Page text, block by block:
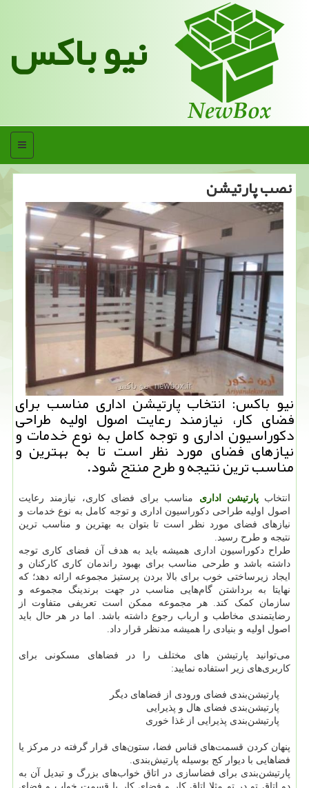
نیو باکس
منو
نصب پارتیشن
نیو باكس: انتخاب پارتیشن اداری مناسب برای
فضای كار، نیازمند رعایت اصول اولیه طراحی
دكوراسیون اداری و توجه كامل به نوع خدمات و
نیازهای فضای مورد نظر است تا به بهترین و
مناسب ترین نتیجه و طرح منتج شود.
انتخابپارتیشن اداری مناسب برای فضای کاری، نیازمند رعایت
اصول اولیه طراحی دکوراسیون اداری و توجه کامل به نوع خدمات و
نیازهای فضای مورد نظر است تا بتوان به بهترین و مناسب ترین
نتیجه و طرح رسید.
طراح دکوراسیون اداری همیشه باید به هدف آن فضای کاری توجه
داشته باشد و طرحی مناسب برای بهبود راندمان کاری کارکنان و
ایجاد زیرساختی خوب برای بالا بردن پرستیژ مجموعه ارائه دهد؛ که
نهایتا به برداشتن گام‌هایی مناسب در جهت برندینگ مجموعه و
سازمان کمک کند. هر مجموعه‌ ممکن است تعریفی متفاوت از
رضایتمندی مخاطب و ارباب رجوع داشته باشد. اما در هر حال باید
اصول اولیه و بنیادی را همیشه مدنظر قرار داد.
می‌توانید پارتیشن‌ های مختلف را در فضاهای مسکونی برای
کاربری‌های زیر استفاده نمایید:
پارتیشن‌بندی فضای ورودی از فضاهای دیگر
پارتیشن‌بندی فضای هال و پذیرایی
پارتیشن‌بندی پذیرایی از غذا خوری
پنهان کردن قسمت‌های قناس فضا، ستون‌های قرار‌ گرفته در مرکز یا
فضاهایی با دیوار کج بوسیله پارتیش‌‌بندی.
پارتیشن‌بندی برای فضاسازی در اتاق خواب‌های بزرگ و تبدیل آن به
دو اتاق تو در تو مثلا اتاق کار و فضای کار یا قسمت خواب و فضای